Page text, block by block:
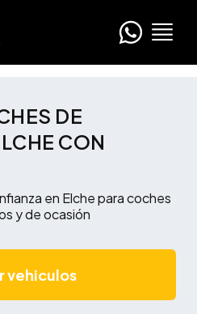
DE
CON
en Elche para coches
y de ocasión
vehiculos